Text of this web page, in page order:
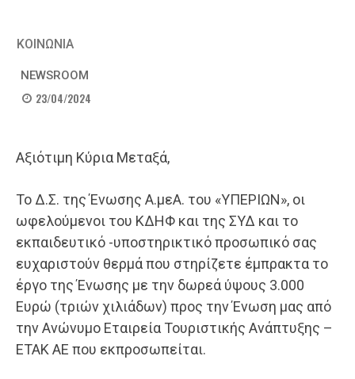
ΚΟΙΝΩΝΙΑ
NEWSROOM
23/04/2024
Αξιότιμη Κύρια Μεταξά,
Το Δ.Σ. της Ένωσης Α.μεΑ. του «ΥΠΕΡΙΩΝ», οι
ωφελούμενοι του ΚΔΗΦ και της ΣΥΔ και το
εκπαιδευτικό -υποστηρικτικό προσωπικό σας
ευχαριστούν θερμά που στηρίζετε έμπρακτα το
έργο της Ένωσης με την δωρεά ύψους 3.000
Ευρώ (τριών χιλιάδων) προς την Ένωση μας από
την Ανώνυμο Εταιρεία Τουριστικής Ανάπτυξης –
ΕΤΑΚ ΑΕ που εκπροσωπείται.